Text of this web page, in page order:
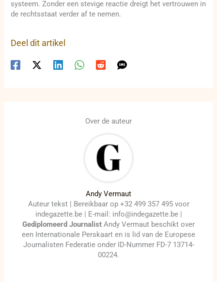
systeem. Zonder een stevige reactie dreigt het vertrouwen in
de rechtsstaat verder af te nemen.
Deel dit artikel
Over de auteur
Andy Vermaut
Auteur tekst | Bereikbaar op +32 499 357 495 voor
indegazette.be | E-mail: info@indegazette.be |
Gediplomeerd Journalist Andy Vermaut beschikt over
een Internationale Perskaart en is lid van de Europese
Journalisten Federatie onder ID-Nummer FD-7 13714-
00224.